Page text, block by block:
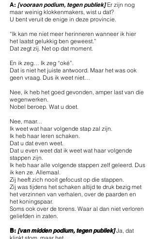
A: [vooraan podium, tegen publiek]Er zijn nog
maar weinig klokkenmakers, wist u dat?
U bent veruit de enige in deze provincie.
“Ik kan me niet meer herinneren wanneer ik hier
het laatst gelukkig ben geweest.”
Dat zegt zij. Net op dat moment.
En ik zeg… Ik zeg “oké”.
Dat is niet het juiste antwoord. Maar het was ook
geen vraag. Dus ik weet niet…
Nee, ik heb het goed gevonden, amper last van die
wegenwerken.
Nobel beroep. Wat u doet.
Nee, maar…
Ik weet wat haar volgende stap zal zijn.
Ik heb haar leren schaken.
Dat u dat even weet.
Dat u even weet dat ik weet wat haar volgende
stappen zijn.
Ik heb haar alle volgende stappen zelf geleerd. Dus
ik ken ze. Allemaal.
Zij heeft zich nooit gefocust op die stappen.
Zij was tijdens het schaken altijd te druk bezig met
het verzinnen van verhalen, over de paarden en
het koningspaar.
Soms ook over de torens. Waar al dan niet verloren
geliefden in zaten.
B: [van midden podium, tegen publiek]Ja, dat